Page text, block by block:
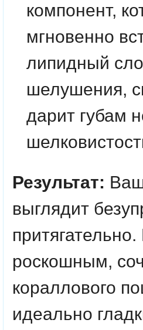
компонент,
мгновенно
липидный
шелушения,
дарит губам
Результат:
выглядит
роскошным,
кораллового
идеально